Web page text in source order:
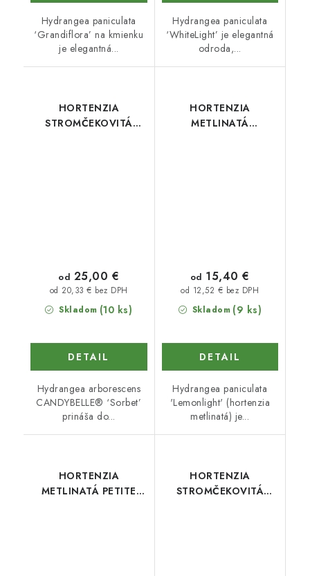
Hydrangea paniculata
‘Grandiflora’ na kmienku
je elegantná...
Hydrangea paniculata
‘WhiteLight’ je elegantná
odroda,...
HORTENZIA
STROMČEKOVITÁ
Skladom (10 ks)
od 20,33 € bez DPH
od 25,00 €
DETAIL
Hydrangea arborescens
CANDYBELLE® ‘Sorbet’
prináša do...
HORTENZIA
METLINATÁ
Skladom (9 ks)
od 12,52 € bez DPH
od 15,40 €
DETAIL
Hydrangea paniculata
'Lemonlight' (hortenzia
metlinatá) je...
HORTENZIA
METLINATÁ PETITE
HORTENZIA
STROMČEKOVITÁ